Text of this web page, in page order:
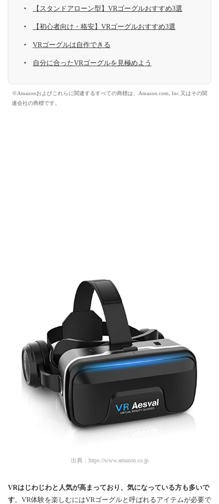
【スタンドアローン型】VRゴーグルおすすめ3選
【初心者向け・格安】VRゴーグルおすすめ3選
VRゴーグルは自作できる
自分に合ったVRゴーグルを見極めよう
※Amazonおよびこれらに関連するすべての商標は、Amazon.com, Inc.又はその関
連会社の商標です。
出典： https://www.amazon.co.jp
VRはじわじわと人気が高まっており、気になっている方も多いで
す。VR体験を楽しむにはVRゴーグルと呼ばれるアイテムが必要で